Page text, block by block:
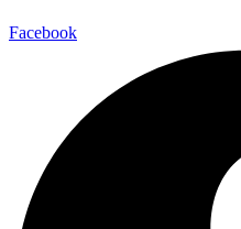
Facebook